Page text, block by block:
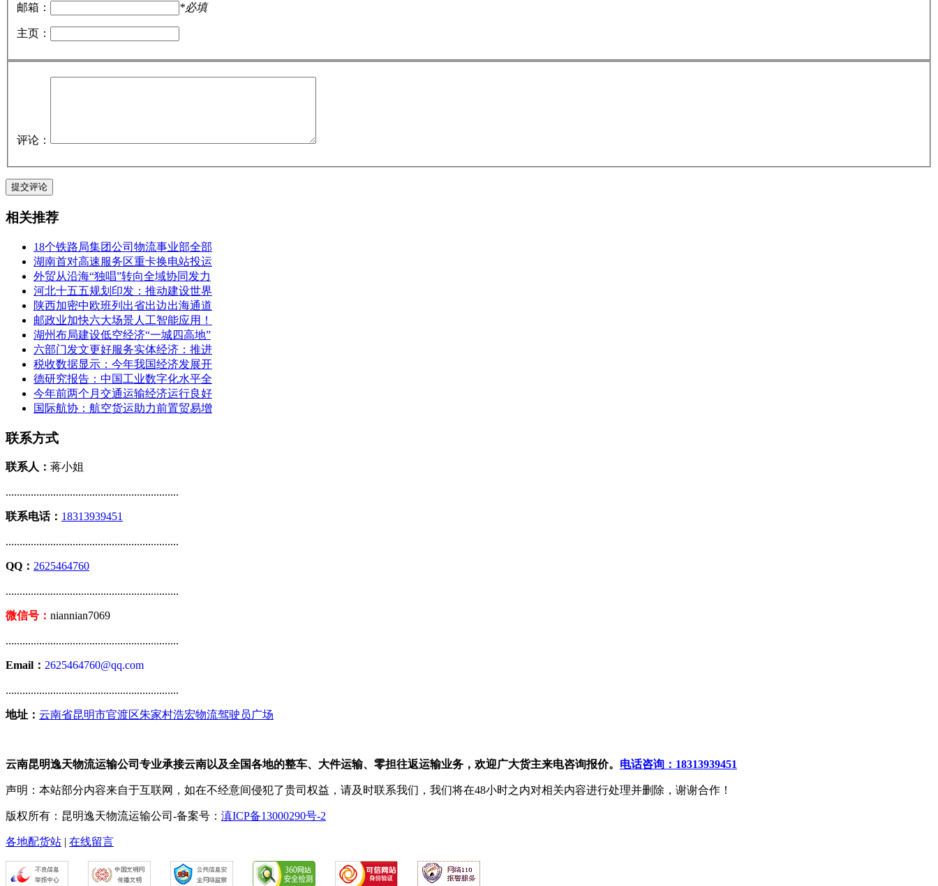
邮箱： *必填
主页：
评论：
相关推荐
18个铁路局集团公司物流事业部全部
湖南首对高速服务区重卡换电站投运
外贸从沿海“独唱”转向全域协同发力
河北十五五规划印发：推动建设世界
陕西加密中欧班列出省出边出海通道
邮政业加快六大场景人工智能应用！
湖州布局建设低空经济“一城四高地”
六部门发文更好服务实体经济：推进
税收数据显示：今年我国经济发展开
德研究报告：中国工业数字化水平全
今年前两个月交通运输经济运行良好
国际航协：航空货运助力前置贸易增
联系方式
联系人： 蒋小姐
..............................................................
联系电话： 18313939451
..............................................................
QQ： 2625464760
..............................................................
微信号： niannian7069
..............................................................
Email： 2625464760@qq.com
..............................................................
地址： 云南省昆明市官渡区朱家村浩宏物流驾驶员广场
云南昆明逸天物流运输公司专业承接云南以及全国各地的整车、大件运输、零担往返运输业务，欢迎广大货主来电咨询报价。 电话咨询：18313939451
声明：本站部分内容来自于互联网，如在不经意间侵犯了贵司权益，请及时联系我们，我们将在48小时之内对相关内容进行处理并删除，谢谢合作！
版权所有：昆明逸天物流运输公司-备案号： 滇ICP备13000290号-2
各地配货站 | 在线留言